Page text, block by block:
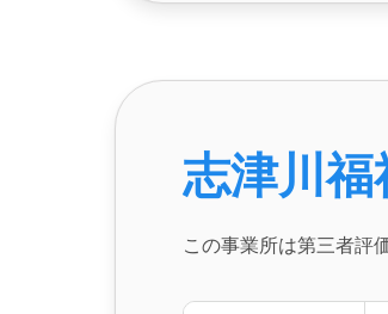
志津川福
この事業所は第三者評